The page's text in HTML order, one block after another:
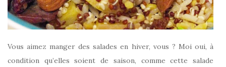
Vous aimez manger des salades en hiver, vous ? Moi oui, à
condition qu’elles soient de saison, comme cette salade